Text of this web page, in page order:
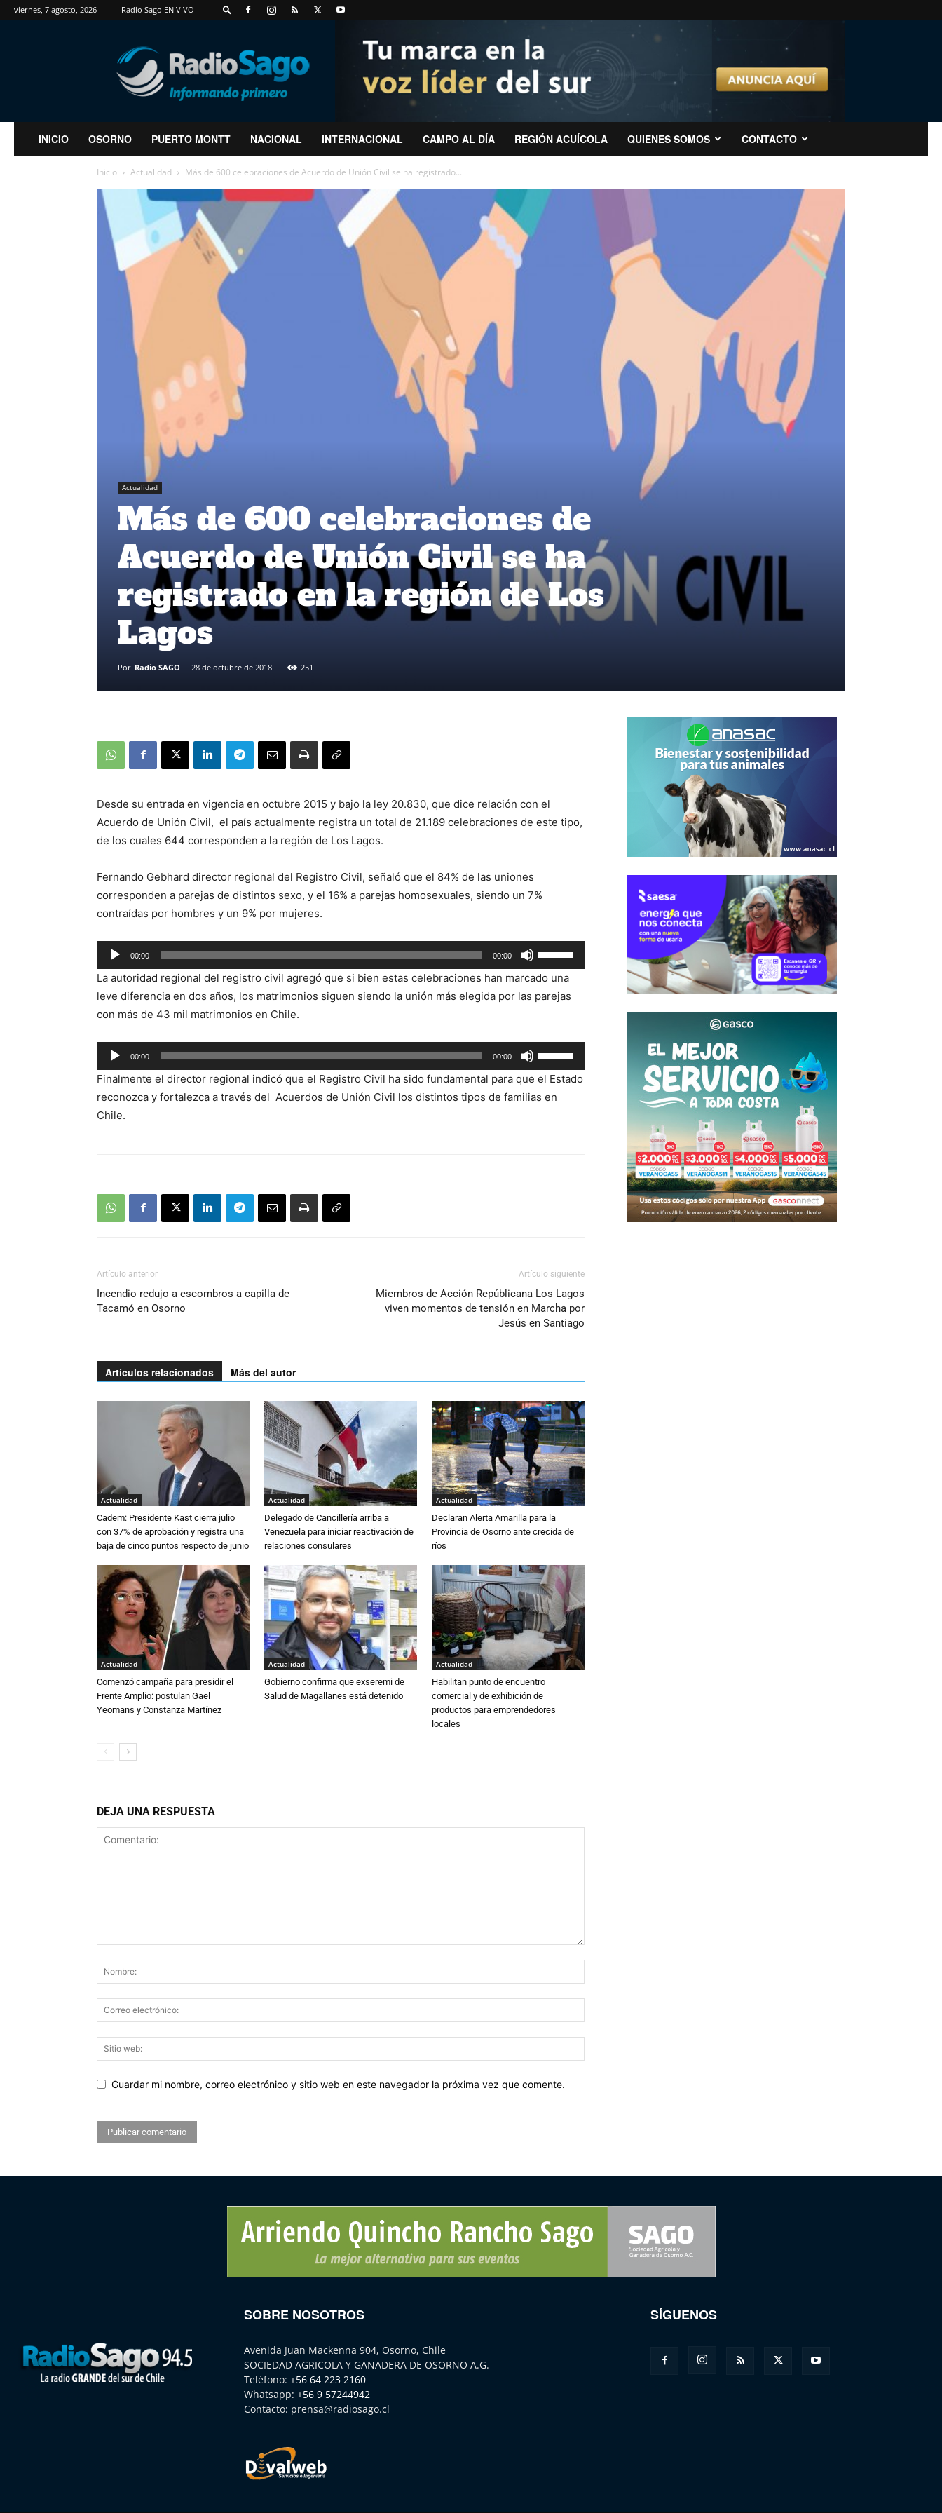
viernes, 7 agosto, 2026 Radio Sago EN VIVO
RadioSago
INICIO OSORNO PUERTO MONTT NACIONAL INTERNACIONAL CAMPO AL DÍA REGIÓN ACUÍCOLA QUIENES SOMOS CONTACTO
Inicio Actualidad Más de 600 celebraciones de Acuerdo de Unión Civil se ha registrado...
Actualidad
Más de 600 celebraciones de
Acuerdo de Unión Civil se ha
registrado en la región de Los
Lagos
Por Radio SAGO - 28 de octubre de 2018 251
Desde su entrada en vigencia en octubre 2015 y bajo la ley 20.830, que dice relación con el
Acuerdo de Unión Civil, el país actualmente registra un total de 21.189 celebraciones de este tipo,
de los cuales 644 corresponden a la región de Los Lagos.
Fernando Gebhard director regional del Registro Civil, señaló que el 84% de las uniones
corresponden a parejas de distintos sexo, y el 16% a parejas homosexuales, siendo un 7%
contraídas por hombres y un 9% por mujeres.
Reproductor
de
audio
00:00 00:00
las
teclas
de
arriba/abajo
para
aumentar
o
La autoridad regional del registro civil agregó que si bien estas celebraciones han marcado una
leve diferencia en dos años, los matrimonios siguen siendo la unión más elegida por las parejas
con más de 43 mil matrimonios en Chile.
Reproductor
de
audio
00:00 00:00
las
teclas
de
Finalmente el director regional indicó que el Registro Civil ha sido fundamental para que el Estado
reconozca y fortalezca a través del Acuerdos de Unión Civil los distintos tipos de familias en
Chile.
Artículo anterior
Incendio redujo a escombros a capilla de
Tacamó en Osorno
Artículo siguiente
Miembros de Acción Repúblicana Los Lagos
viven momentos de tensión en Marcha por
Jesús en Santiago
Artículos relacionados Más del autor
Actualidad
Cadem: Presidente Kast cierra julio
con 37% de aprobación y registra una
baja de cinco puntos respecto de junio
Actualidad
Delegado de Cancillería arriba a
Venezuela para iniciar reactivación de
relaciones consulares
Actualidad
Declaran Alerta Amarilla para la
Provincia de Osorno ante crecida de
ríos
Actualidad
Comenzó campaña para presidir el
Frente Amplio: postulan Gael
Yeomans y Constanza Martínez
Actualidad
Gobierno confirma que exseremi de
Salud de Magallanes está detenido
Actualidad
Habilitan punto de encuentro
comercial y de exhibición de
productos para emprendedores
locales
DEJA UNA RESPUESTA
Guardar mi nombre, correo electrónico y sitio web en este navegador la próxima vez que comente.
SOBRE NOSOTROS
Avenida Juan Mackenna 904, Osorno, Chile
SOCIEDAD AGRICOLA Y GANADERA DE OSORNO A.G.
Teléfono: +56 64 223 2160
Whatsapp: +56 9 57244942
Contacto: prensa@radiosago.cl
SÍGUENOS